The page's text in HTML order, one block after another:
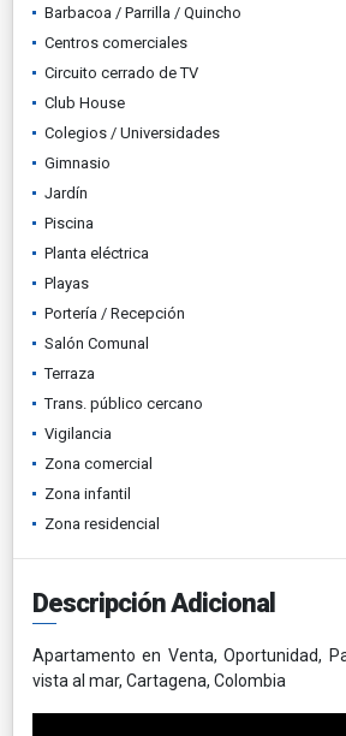
Barbacoa / Parrilla / Quincho
Centros comerciales
Circuito cerrado de TV
Club House
Colegios / Universidades
Gimnasio
Jardín
Piscina
Planta eléctrica
Playas
Portería / Recepción
Salón Comunal
Terraza
Trans. público cercano
Vigilancia
Zona comercial
Zona infantil
Zona residencial
Descripción Adicional
Apartamento en Venta, Oportunidad,
vista al mar, Cartagena, Colombia